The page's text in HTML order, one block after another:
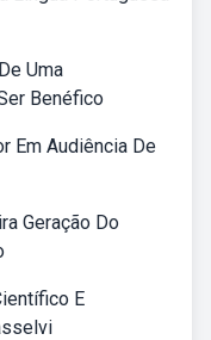
Uma
Benéfico
Em Audiência De
Geração Do
E